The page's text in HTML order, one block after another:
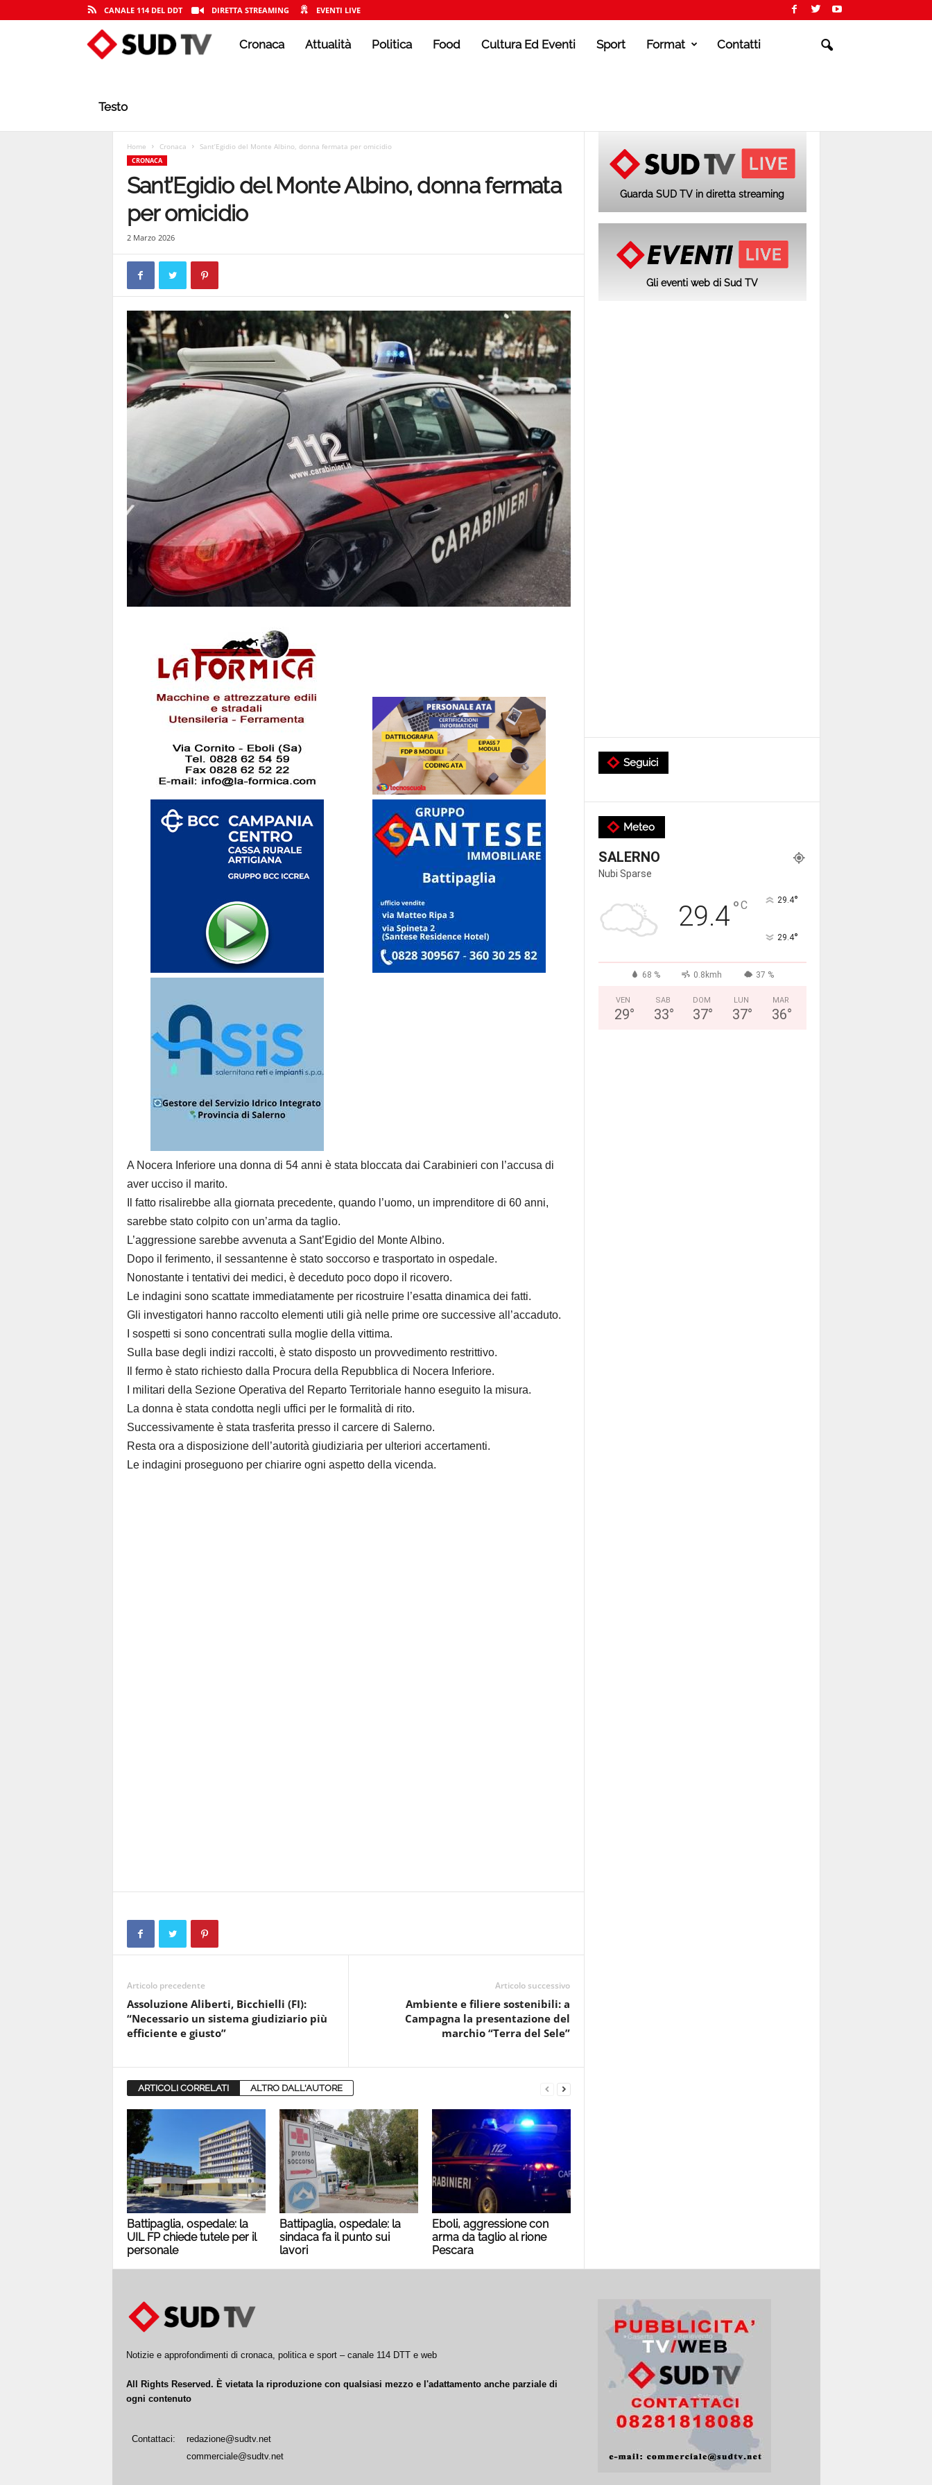
CANALE 114 DEL DDT DIRETTA STREAMING EVENTI LIVE
T
1
1
Cronaca Attualità Politica Food Cultura Ed Eventi Sport Format Contatti
Testo
Home Cronaca Sant’Egidio del Monte Albino, donna fermata per omicidio
CRONACA
Sant’Egidio del Monte Albino, donna fermata
per omicidio
2 Marzo 2026
A Nocera Inferioreuna donna di 54 anni è stata bloccata dai Carabinieri con l’accusa di
aver ucciso il marito.
Il fatto risalirebbe alla giornata precedente, quando l’uomo, un imprenditore di 60 anni,
sarebbe stato colpito con un’arma da taglio.
L’aggressione sarebbe avvenuta a Sant’Egidio del Monte Albino.
Dopo il ferimento, il sessantenne è stato soccorso e trasportato in ospedale.
Nonostante i tentativi dei medici, è deceduto poco dopo il ricovero.
Le indagini sono scattate immediatamente per ricostruire l’esatta dinamica dei fatti.
Gli investigatori hanno raccolto elementi utili già nelle prime ore successive all’accaduto.
I sospetti si sono concentrati sulla moglie della vittima.
Sulla base degli indizi raccolti, è stato disposto un provvedimento restrittivo.
Il fermo è stato richiesto dalla Procura della Repubblica di Nocera Inferiore.
I militari della Sezione Operativa del Reparto Territoriale hanno eseguito la misura.
La donna è stata condotta negli uffici per le formalità di rito.
Successivamente è stata trasferita presso il carcere di Salerno.
Resta ora a disposizione dell’autorità giudiziaria per ulteriori accertamenti.
Le indagini proseguono per chiarire ogni aspetto della vicenda.
Articolo precedente
Assoluzione Aliberti, Bicchielli (FI):
“Necessario un sistema giudiziario più
efficiente e giusto”
Articolo successivo
Ambiente e filiere sostenibili: a
Campagna la presentazione del
marchio “Terra del Sele”
ARTICOLI CORRELATI ALTRO DALL'AUTORE
Battipaglia, ospedale: la
UIL FP chiede tutele per il
personale
Battipaglia, ospedale: la
sindaca fa il punto sui
lavori
Eboli, aggressione con
arma da taglio al rione
Pescara
Guarda SUD TV in diretta streaming
Gli eventi web di Sud TV
Seguici
Meteo
SALERNO
Nubi Sparse
29.4°C 29.4°
29.4°
68 % 0.8kmh 37 %
VEN
29°
SAB
33°
DOM
37°
LUN
37°
MAR
36°
Notizie e approfondimenti di cronaca, politica e sport – canale 114 DTT e web
All Rights Reserved. È vietata la riproduzione con qualsiasi mezzo e l'adattamento anche parziale di
ogni contenuto
Contattaci:
redazione@sudtv.net
commerciale@sudtv.net